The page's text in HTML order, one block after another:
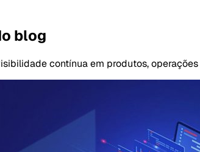
blog
contínua em produtos,